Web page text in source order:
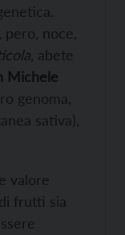
noce,
, abete
Michele
genoma,
sativa),
valore
frutti sia